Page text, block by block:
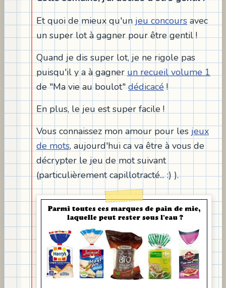
Et quoi de mieux qu'un jeu concours avec
un super lot à gagner pour être gentil !
Quand je dis super lot, je ne rigole pas
puisqu'il y a à gagnerun recueil volume 1
de "Ma vie au boulot"dédicacé!
En plus, le jeu est super facile !
Vous connaissez mon amour pour les jeux
de mots, aujourd'hui ca va être à vous de
décrypter le jeu de mot suivant
(particulièrement capillotracté... :) ).